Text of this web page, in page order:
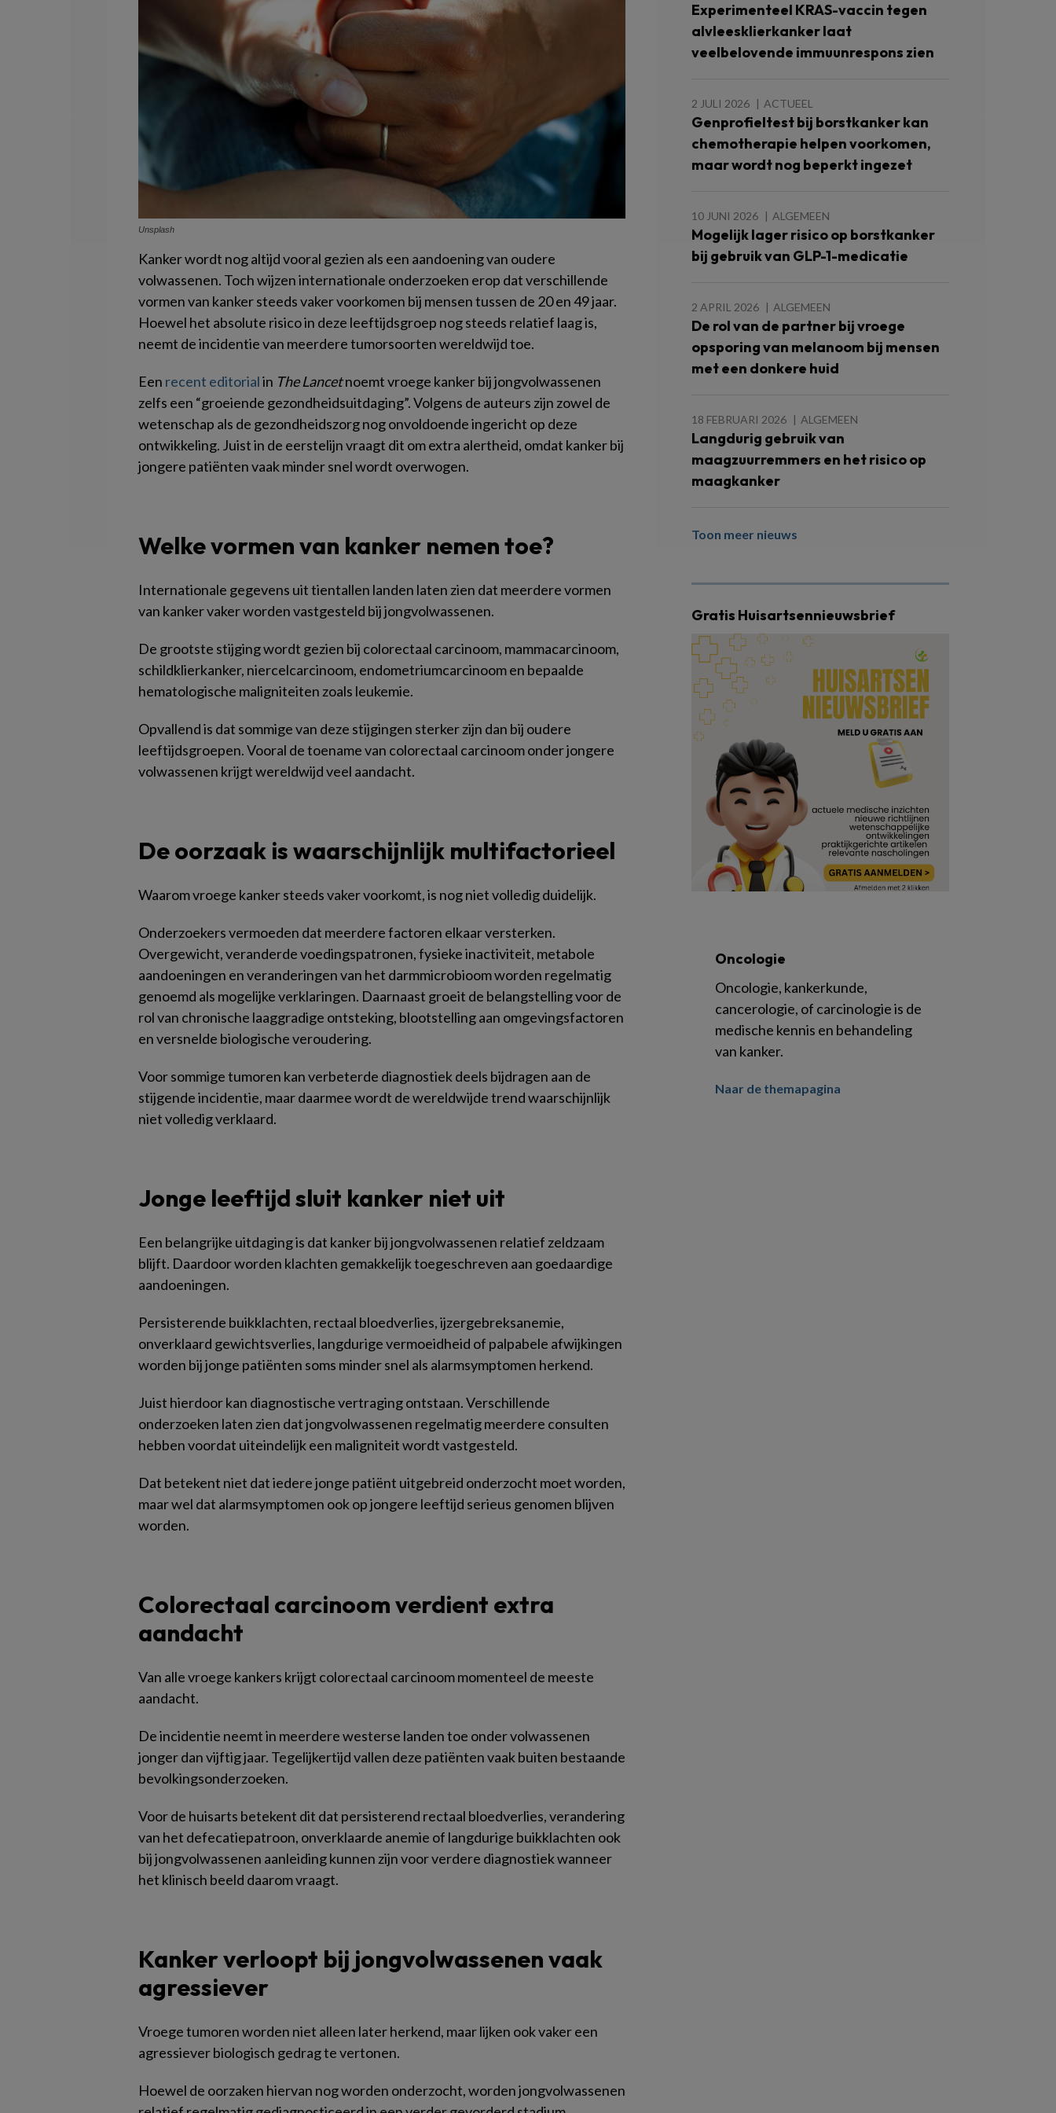
Unsplash
Kanker wordt nog altijd vooral gezien als een aandoening van oudere
volwassenen. Toch wijzen internationale onderzoeken erop dat verschillende
vormen van kanker steeds vaker voorkomen bij mensen tussen de 20 en 49 jaar.
Hoewel het absolute risico in deze leeftijdsgroep nog steeds relatief laag is,
neemt de incidentie van meerdere tumorsoorten wereldwijd toe.
Een recent editorialin The Lancetnoemt vroege kanker bij jongvolwassenen
zelfs een “groeiende gezondheidsuitdaging”. Volgens de auteurs zijn zowel de
wetenschap als de gezondheidszorg nog onvoldoende ingericht op deze
ontwikkeling. Juist in de eerstelijn vraagt dit om extra alertheid, omdat kanker bij
jongere patiënten vaak minder snel wordt overwogen.
Welke vormen van kanker nemen toe?
Internationale gegevens uit tientallen landen laten zien dat meerdere vormen
van kanker vaker worden vastgesteld bij jongvolwassenen.
De grootste stijging wordt gezien bij colorectaal carcinoom, mammacarcinoom,
schildklierkanker, niercelcarcinoom, endometriumcarcinoom en bepaalde
hematologische maligniteiten zoals leukemie.
Opvallend is dat sommige van deze stijgingen sterker zijn dan bij oudere
leeftijdsgroepen. Vooral de toename van colorectaal carcinoom onder jongere
volwassenen krijgt wereldwijd veel aandacht.
De oorzaak is waarschijnlijk multifactorieel
Waarom vroege kanker steeds vaker voorkomt, is nog niet volledig duidelijk.
Onderzoekers vermoeden dat meerdere factoren elkaar versterken.
Overgewicht, veranderde voedingspatronen, fysieke inactiviteit, metabole
aandoeningen en veranderingen van het darmmicrobioom worden regelmatig
genoemd als mogelijke verklaringen. Daarnaast groeit de belangstelling voor de
rol van chronische laaggradige ontsteking, blootstelling aan omgevingsfactoren
en versnelde biologische veroudering.
Voor sommige tumoren kan verbeterde diagnostiek deels bijdragen aan de
stijgende incidentie, maar daarmee wordt de wereldwijde trend waarschijnlijk
niet volledig verklaard.
Jonge leeftijd sluit kanker niet uit
Een belangrijke uitdaging is dat kanker bij jongvolwassenen relatief zeldzaam
blijft. Daardoor worden klachten gemakkelijk toegeschreven aan goedaardige
aandoeningen.
Persisterende buikklachten, rectaal bloedverlies, ijzergebreksanemie,
onverklaard gewichtsverlies, langdurige vermoeidheid of palpabele afwijkingen
worden bij jonge patiënten soms minder snel als alarmsymptomen herkend.
Juist hierdoor kan diagnostische vertraging ontstaan. Verschillende
onderzoeken laten zien dat jongvolwassenen regelmatig meerdere consulten
hebben voordat uiteindelijk een maligniteit wordt vastgesteld.
Dat betekent niet dat iedere jonge patiënt uitgebreid onderzocht moet worden,
maar wel dat alarmsymptomen ook op jongere leeftijd serieus genomen blijven
worden.
Colorectaal carcinoom verdient extra
aandacht
Van alle vroege kankers krijgt colorectaal carcinoom momenteel de meeste
aandacht.
De incidentie neemt in meerdere westerse landen toe onder volwassenen
jonger dan vijftig jaar. Tegelijkertijd vallen deze patiënten vaak buiten bestaande
bevolkingsonderzoeken.
Voor de huisarts betekent dit dat persisterend rectaal bloedverlies, verandering
van het defecatiepatroon, onverklaarde anemie of langdurige buikklachten ook
bij jongvolwassenen aanleiding kunnen zijn voor verdere diagnostiek wanneer
het klinisch beeld daarom vraagt.
Kanker verloopt bij jongvolwassenen vaak
agressiever
Vroege tumoren worden niet alleen later herkend, maar lijken ook vaker een
agressiever biologisch gedrag te vertonen.
Hoewel de oorzaken hiervan nog worden onderzocht, worden jongvolwassenen
Experimenteel KRAS-vaccin tegen
alvleesklierkanker laat
veelbelovende immuunrespons zien
2 JULI 2026 ACTUEEL
Genprofieltest bij borstkanker kan
chemotherapie helpen voorkomen,
maar wordt nog beperkt ingezet
10 JUNI 2026 ALGEMEEN
Mogelijk lager risico op borstkanker
bij gebruik van GLP-1-medicatie
2 APRIL 2026 ALGEMEEN
De rol van de partner bij vroege
opsporing van melanoom bij mensen
met een donkere huid
18 FEBRUARI 2026 ALGEMEEN
Langdurig gebruik van
maagzuurremmers en het risico op
maagkanker
Toon meer nieuws
Gratis Huisartsennieuwsbrief
Oncologie
Oncologie, kankerkunde,
cancerologie, of carcinologie is de
medische kennis en behandeling
van kanker.
Naar de themapagina